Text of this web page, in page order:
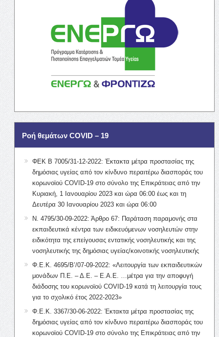
Ροή θεμάτων COVID – 19
ΦΕΚ Β 7005/31-12-2022: Έκτακτα μέτρα προστασίας της
δημόσιας υγείας από τον κίνδυνο περαιτέρω διασποράς του
κορωνοϊού COVID-19 στο σύνολο της Επικράτειας από την
Κυριακή, 1 Ιανουαρίου 2023 και ώρα 06:00 έως και τη
Δευτέρα 30 Ιανουαρίου 2023 και ώρα 06:00
Ν. 4795/30-09-2022: Άρθρο 67: Παράταση παραμονής στα
εκπαιδευτικά κέντρα των ειδικευόμενων νοσηλευτών στην
ειδικότητα της επείγουσας εντατικής νοσηλευτικής και της
νοσηλευτικής της δημόσιας υγείας/κοινοτικής νοσηλευτικής
Φ.Ε.Κ. 4695/Β’/07-09-2022: «Λειτουργία των εκπαιδευτικών
μονάδων Π.Ε. – Δ.Ε. – Ε.Α.Ε. …μέτρα για την αποφυγή
διάδοσης του κορωνοϊού COVID-19 κατά τη λειτουργία τους
για το σχολικό έτος 2022-2023»
Φ.Ε.Κ. 3367/30-06-2022: Έκτακτα μέτρα προστασίας της
δημόσιας υγείας από τον κίνδυνο περαιτέρω διασποράς του
κορωνοϊού COVID-19 στο σύνολο της Επικράτειας από την